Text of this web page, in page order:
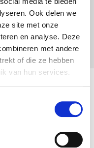
Ook delen we
site met onze
en analyse. Deze
met andere
of die ze hebben
van hun services.
en aanrijding
wordt
van één jaar en wordt